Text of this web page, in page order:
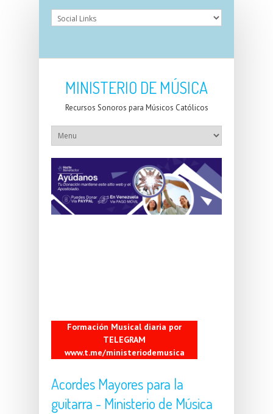
MINISTERIO DE MÚSICA
Recursos Sonoros para Músicos Católicos
Formación Musical diaria por
TELEGRAM
www.t.me/ministeriodemusica
Acordes Mayores para la
guitarra - Ministerio de Música